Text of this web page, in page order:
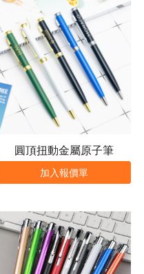
圓頂扭動金屬原子筆
加入報價單